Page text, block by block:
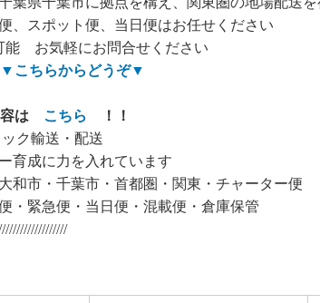
、スポット便、当日便はお任せください
能 お気軽にお問合せください
▼ こちらからどうぞ▼
容は こちら
！！
ク輸送・配送
育成に力を入れています
和市・千葉市・首都圏・関東・チャーター便
・緊急便・当日便・混載便・倉庫保管